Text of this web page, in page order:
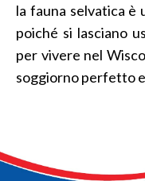
la fauna selvatica è
poiché si lasciano
per vivere nel
soggiorno perfetto